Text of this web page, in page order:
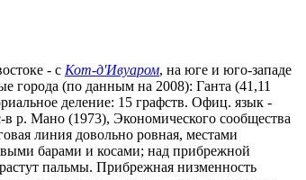
- с Кот-д'Ивуаром, на юге и юго-западе
города (по данным на 2008): Ганта (41,11
деление: 15 графств. Офиц. язык -
р. Мано (1973), Экономического сообщества
линия довольно ровная, местами
барами и косами; над прибрежной
пальмы. Прибрежная низменность